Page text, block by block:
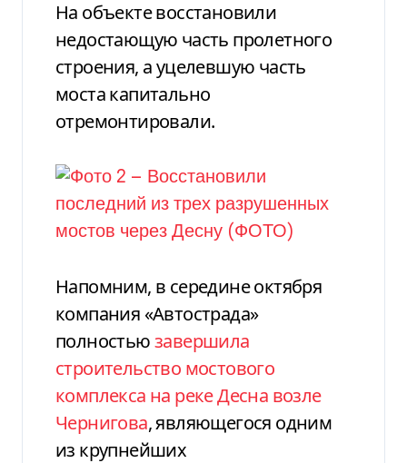
На объекте восстановили
недостающую часть пролетного
строения, а уцелевшую часть
моста капитально
отремонтировали.
Напомним, в середине октября
компания «Автострада»
полностьюзавершила
строительство мостового
комплекса на реке Десна возле
Чернигова, являющегося одним
из крупнейших